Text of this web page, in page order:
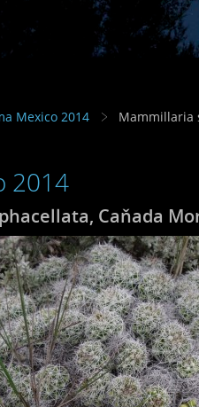
Mexico 2014 Mammillaria
2014
Caňada